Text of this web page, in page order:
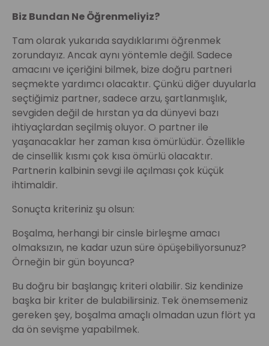
Biz Bundan Ne Öğrenmeliyiz?
Tam olarak yukarıda saydıklarımı öğrenmek
zorundayız. Ancak aynı yöntemle değil. Sadece
amacını ve içeriğini bilmek, bize doğru partneri
seçmekte yardımcı olacaktır. Çünkü diğer duyularla
seçtiğimiz partner, sadece arzu, şartlanmışlık,
sevgiden değil de hırstan ya da dünyevi bazı
ihtiyaçlardan seçilmiş oluyor. O partner ile
yaşanacaklar her zaman kısa ömürlüdür. Özellikle
de cinsellik kısmı çok kısa ömürlü olacaktır.
Partnerin kalbinin sevgi ile açılması çok küçük
ihtimaldir.
Sonuçta kriteriniz şu olsun:
Boşalma, herhangi bir cinsle birleşme amacı
olmaksızın, ne kadar uzun süre öpüşebiliyorsunuz?
Örneğin bir gün boyunca?
Bu doğru bir başlangıç kriteri olabilir. Siz kendinize
başka bir kriter de bulabilirsiniz. Tek önemsemeniz
gereken şey, boşalma amaçlı olmadan uzun flört ya
da ön sevişme yapabilmek.